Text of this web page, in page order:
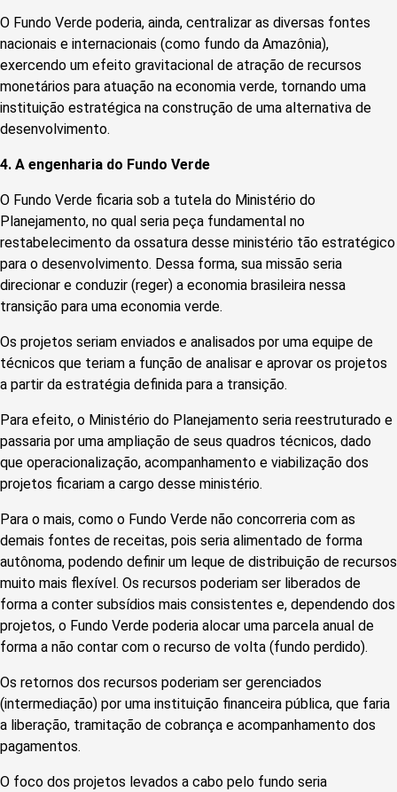
O Fundo Verde poderia, ainda, centralizar as diversas fontes
nacionais e internacionais (como fundo da Amazônia),
exercendo um efeito gravitacional de atração de recursos
monetários para atuação na economia verde, tornando uma
instituição estratégica na construção de uma alternativa de
desenvolvimento.
4. A engenharia do Fundo Verde
O Fundo Verde ficaria sob a tutela do Ministério do
Planejamento, no qual seria peça fundamental no
restabelecimento da ossatura desse ministério tão estratégico
para o desenvolvimento. Dessa forma, sua missão seria
direcionar e conduzir (reger) a economia brasileira nessa
transição para uma economia verde.
Os projetos seriam enviados e analisados por uma equipe de
técnicos que teriam a função de analisar e aprovar os projetos
a partir da estratégia definida para a transição.
Para efeito, o Ministério do Planejamento seria reestruturado e
passaria por uma ampliação de seus quadros técnicos, dado
que operacionalização, acompanhamento e viabilização dos
projetos ficariam a cargo desse ministério.
Para o mais, como o Fundo Verde não concorreria com as
demais fontes de receitas, pois seria alimentado de forma
autônoma, podendo definir um leque de distribuição de recursos
muito mais flexível. Os recursos poderiam ser liberados de
forma a conter subsídios mais consistentes e, dependendo dos
projetos, o Fundo Verde poderia alocar uma parcela anual de
forma a não contar com o recurso de volta (fundo perdido).
Os retornos dos recursos poderiam ser gerenciados
(intermediação) por uma instituição financeira pública, que faria
a liberação, tramitação de cobrança e acompanhamento dos
pagamentos.
O foco dos projetos levados a cabo pelo fundo seria